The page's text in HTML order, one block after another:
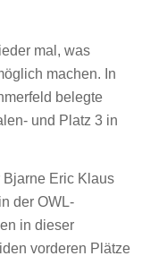
mal, was
machen. In
belegte
und Platz 3 in
Eric Klaus
der OWL-
in dieser
vorderen Plätze